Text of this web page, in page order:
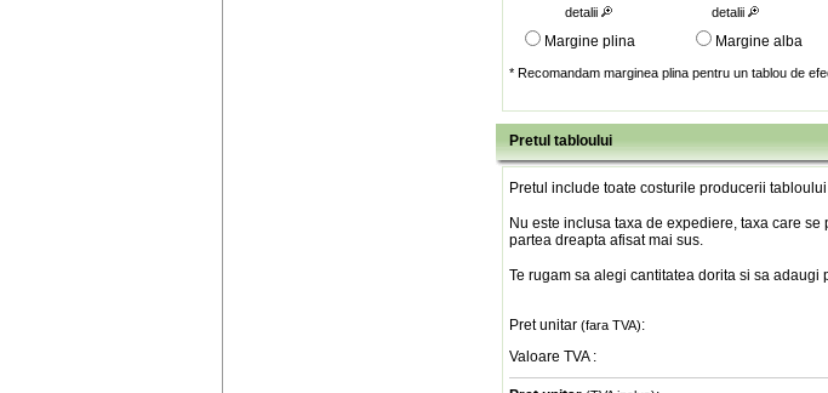
detalii detalii
Margine plina Margine alba
* Recomandam marginea plina pentru un tablou de
Pretul tabloului
Pretul include toate costurile producerii
Nu este inclusa taxa de expediere, taxa care
partea dreapta afisat mai sus.
Te rugam sa alegi cantitatea dorita si sa
Pret unitar (fara TVA):
Valoare TVA :